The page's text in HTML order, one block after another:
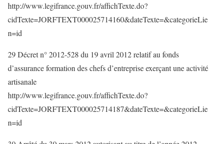
http://www.legifrance.gouv.fr/affichTexte.do?
cidTexte=JORFTEXT000025714160&dateTexte=&categorieLie
n=id
29 Décret n° 2012-528 du 19 avril 2012 relatif au fonds
d’assurance formation des chefs d’entreprise exerçant une activité
artisanale
http://www.legifrance.gouv.fr/affichTexte.do?
cidTexte=JORFTEXT000025714187&dateTexte=&categorieLie
n=id